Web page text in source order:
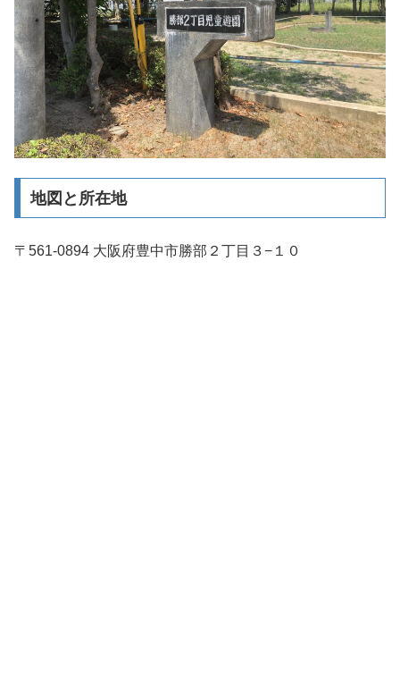
地図と所在地
〒561-0894 大阪府豊中市勝部２丁目３−１０